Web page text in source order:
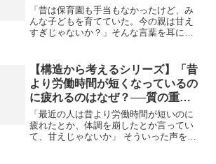
支え”があった時代と、今の重す
ぎる家庭負担
「昔は保育園も手当もなかったけど、み
んな子どもを育てていた。今の親は甘え
すぎじゃないか？」そんな言葉を耳にし
代」だったのでしょうか？実は違いま
す。当時は支援がいらないほ...
【構造から考えるシリーズ】「昔
より労働時間が短くなっているの
に疲れるのはなぜ？──質の重労
働社会と、無理ゲー化する人生設
計」
「最近の人は昔より労働時間が短いのに
疲れたとか、体調を崩したとか言ってい
て、甘えじゃないか」 そういった声を聞